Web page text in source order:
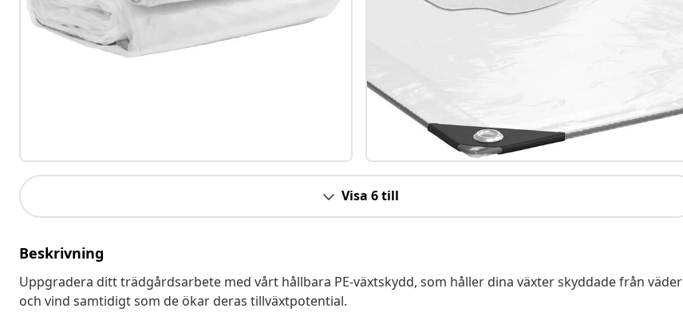
Visa 6 till
Beskrivning
Uppgradera ditt trädgårdsarbete med vårt hållbara PE-växtskydd, som håller dina växter skyddade från väder
och vind samtidigt som de ökar deras tillväxtpotential.